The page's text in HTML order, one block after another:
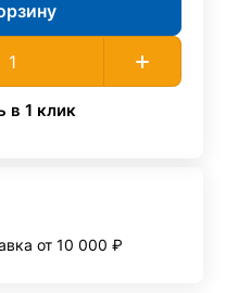
в 1 клик
от 10 000 ₽